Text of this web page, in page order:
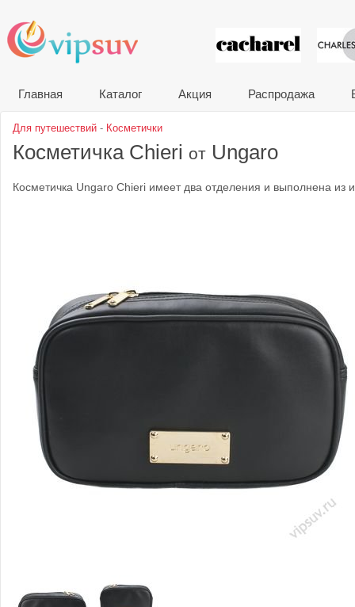
VIP
Главная Каталог Акция Распродажа
Для путешествий - Косметички
Косметичка Chieri от Ungaro
Косметичка Ungaro Chieri имеет два отделения и выполнена из